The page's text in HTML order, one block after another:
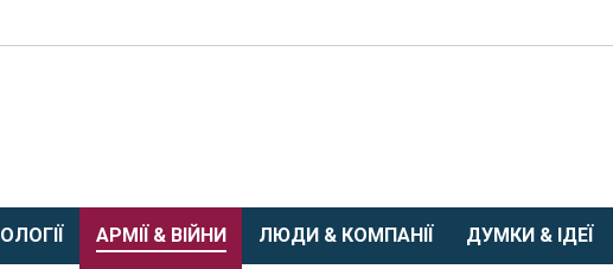
АРМІЇ & ВІЙНИ ЛЮДИ & КОМПАНІЇ ДУМКИ & ІДЕЇ